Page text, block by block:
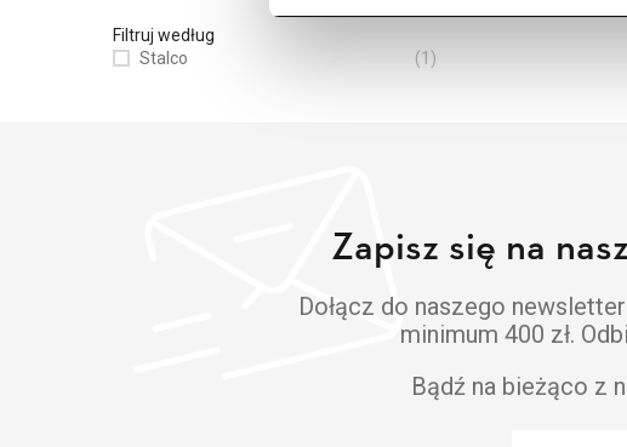
Filtruj według
Stalco
(1)
Zapisz się na
Dołącz do naszego
minimum 400 zł.
Bądź na bieżąco z